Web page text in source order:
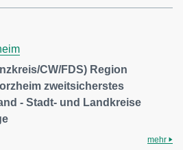
CW/FDS) Region
zweitsicherstes
- Stadt- und Landkreise
mehr